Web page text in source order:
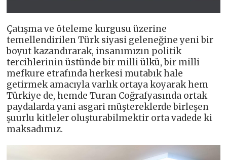
Çatışma ve öteleme kurgusu üzerine
temellendirilen Türk siyasi geleneğine yeni bir
boyut kazandırarak, insanımızın politik
tercihlerinin üstünde bir milli ülkü, bir milli
mefkure etrafında herkesi mutabık hale
getirmek amacıyla varlık ortaya koyarak hem
Türkiye de, hemde Turan Coğrafyasında ortak
paydalarda yani asgari müştereklerde birleşen
şuurlu kitleler oluşturabilmektir orta vadede ki
maksadımız.